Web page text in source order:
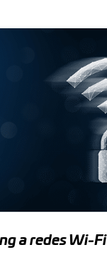
a redes Wi-Fi